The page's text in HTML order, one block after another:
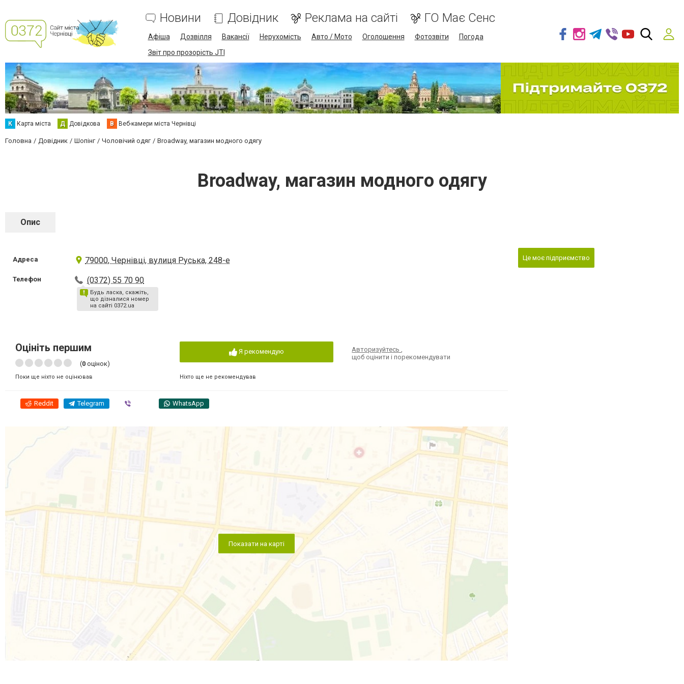
Новини Довідник Реклама на сайті ГО Має Сенс
Афіша Дозвілля Вакансії Нерухомість Авто / Мото Оголошення Фотозвіти
Погода
Звіт про прозорість JTI
К Карта міста Д Довідкова В Веб-камери міста Чернівці
Головна Довідник Шопінг Чоловічий одяг Broadway, магазин модного одягу
Broadway, магазин модного одягу
Опис
Адреса 79000, Чернівці, вулиця Руська, 248-е
Телефон (0372) 55 70 90
Будь ласка, скажіть,
що дізналися номер
на сайті 0372.ua
Оцініть першим
(0 оцінок)
Поки ще ніхто не оцінював
Я рекомендую
Ніхто ще не рекомендував
Авторизуйтесь,
щоб оцінити і порекомендувати
Reddit Telegram WhatsApp
Показати на карті
Це моє підприємство